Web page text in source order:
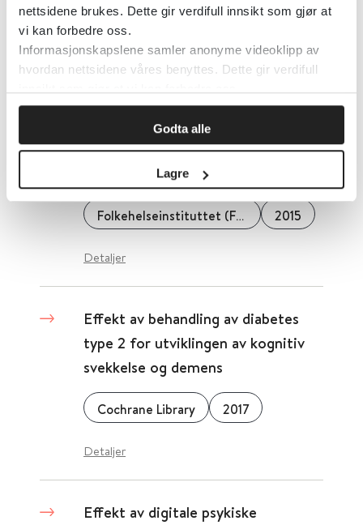
nettsidene brukes. Dette gir verdifull innsikt som gjør at
vi kan forbedre oss.
Informasjonskapslene samler anonyme videoklipp av
hvordan nettsidene våres benyttes. Dette gir verdifull
Godta alle
Lagre
2015
Detaljer
Effekt av arbeidsmarkedstiltak på
deltakelse i arbeidslivet for
innvandrere
Folkehelseinstituttet (FHI) 2015
Detaljer
Effekt av behandling av diabetes
type 2 for utviklingen av kognitiv
svekkelse og demens
Cochrane Library 2017
Detaljer
Effekt av digitale psykiske